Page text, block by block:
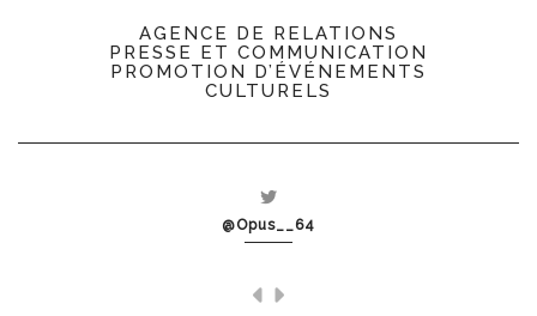
AGENCE DE RELATIONS
PRESSE ET COMMUNICATION
PROMOTION D’ÉVÉNEMENTS
CULTURELS
@Opus__64